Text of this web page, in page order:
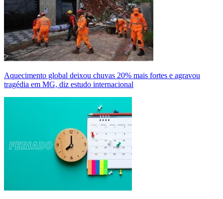
Aquecimento global deixou chuvas 20% mais fortes e agravou
tragédia em MG, diz estudo internacional